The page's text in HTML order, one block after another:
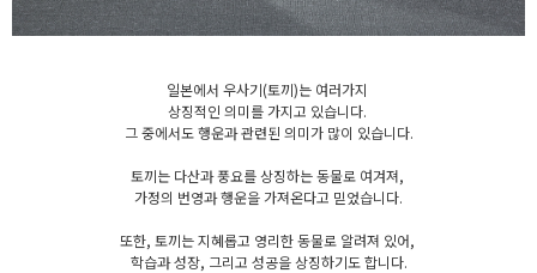
일본에서 우사기(토끼)는 여러가지
상징적인 의미를 가지고 있습니다.
그 중에서도 행운과 관련된 의미가 많이 있습니다.
토끼는 다산과 풍요를 상징하는 동물로 여겨져,
가정의 번영과 행운을 가져온다고 믿었습니다.
또한, 토끼는 지혜롭고 영리한 동물로 알려져 있어,
학습과 성장, 그리고 성공을 상징하기도 합니다.